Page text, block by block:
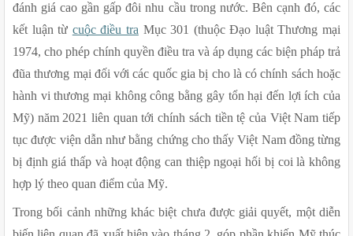
đánh giá cao gần gấp đôi nhu cầu trong nước. Bên cạnh đó, các
kết luận từ cuộc điều tra Mục 301 (thuộc Đạo luật Thương mại
1974, cho phép chính quyền điều tra và áp dụng các biện pháp trả
đũa thương mại đối với các quốc gia bị cho là có chính sách hoặc
hành vi thương mại không công bằng gây tổn hại đến lợi ích của
Mỹ) năm 2021 liên quan tới chính sách tiền tệ của Việt Nam tiếp
tục được viện dẫn như bằng chứng cho thấy Việt Nam đồng từng
bị định giá thấp và hoạt động can thiệp ngoại hối bị coi là không
hợp lý theo quan điểm của Mỹ.
Trong bối cảnh những khác biệt chưa được giải quyết, một diễn